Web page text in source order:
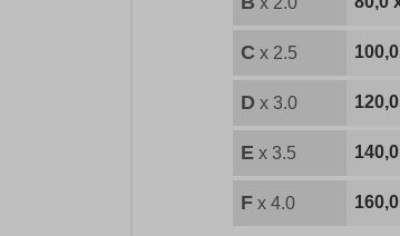
C x 2.5
D x 3.0
E x 3.5
F x 4.0